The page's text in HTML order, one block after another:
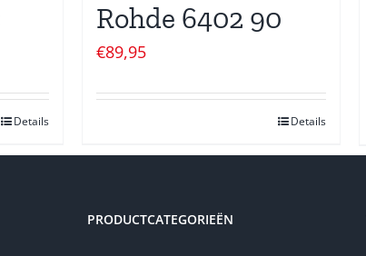
Details
Rohde 6402 90
€89,95
Details
PRODUCTCATEGORIEËN